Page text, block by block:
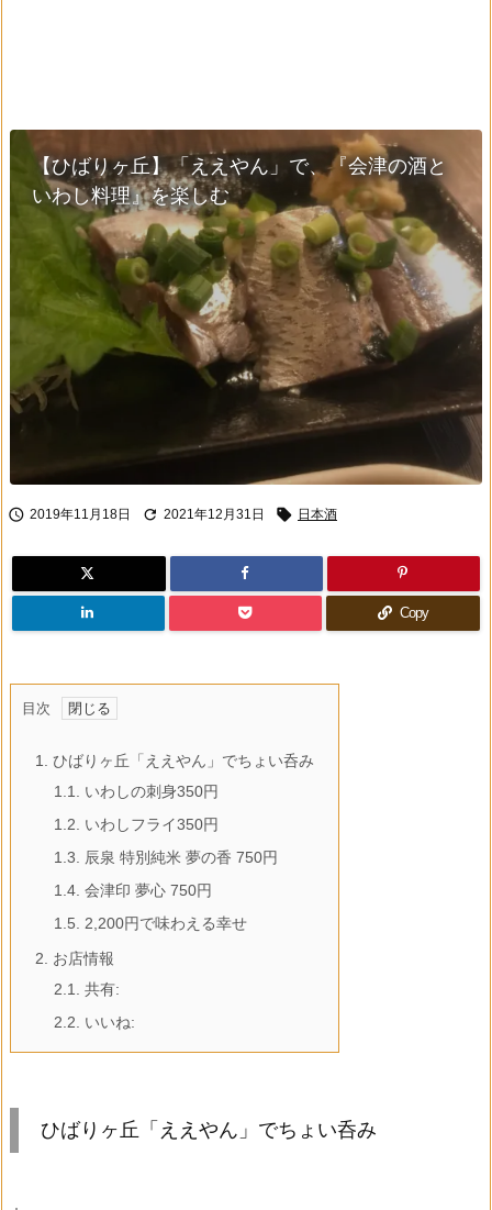
【ひばりヶ丘】「ええやん」で、『会津の酒と
いわし料理』を楽しむ
 2019年11月18日  2021年12月31日  日本酒
Copy
目次
1.
ひばりヶ丘「ええやん」でちょい呑み
1.1.
いわしの刺身350円
1.2.
いわしフライ350円
1.3.
辰泉 特別純米 夢の香 750円
1.4. 会津印 夢心 750円
1.5.
2,200円で味わえる幸せ
2.
お店情報
2.1.
共有:
2.2.
いいね:
ひばりヶ丘「ええやん」でちょい呑み